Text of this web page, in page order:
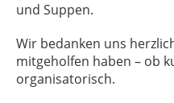
und Suppen.
Wir bedanken uns
mitgeholfen haben – ob
organisatorisch.